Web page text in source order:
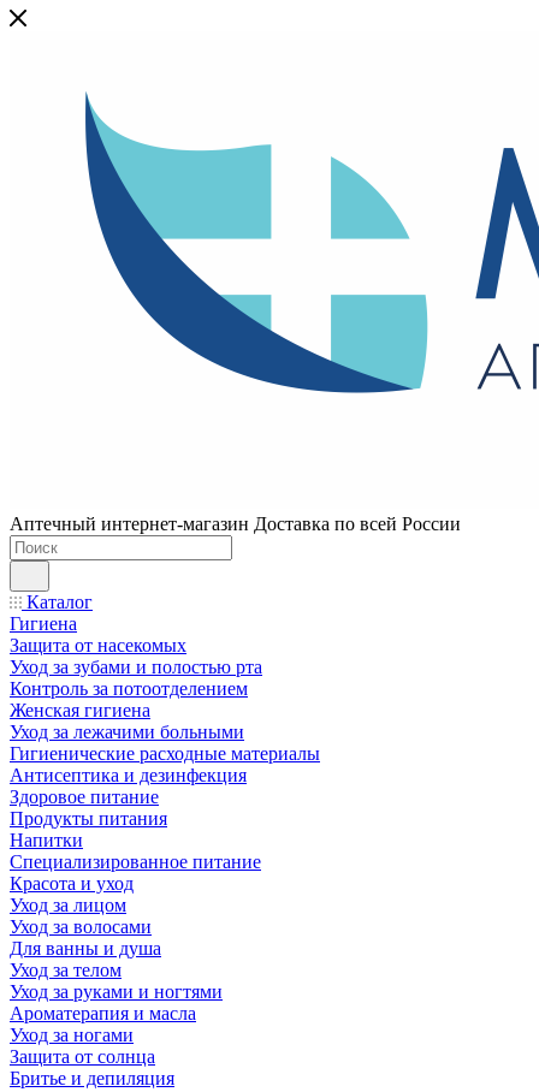
Аптечный интернет-магазин Доставка по всей России
Каталог
Гигиена
Защита от насекомых
Уход за зубами и полостью рта
Контроль за потоотделением
Женская гигиена
Уход за лежачими больными
Гигиенические расходные материалы
Антисептика и дезинфекция
Здоровое питание
Продукты питания
Напитки
Специализированное питание
Красота и уход
Уход за лицом
Уход за волосами
Для ванны и душа
Уход за телом
Уход за руками и ногтями
Ароматерапия и масла
Уход за ногами
Защита от солнца
Бритье и депиляция